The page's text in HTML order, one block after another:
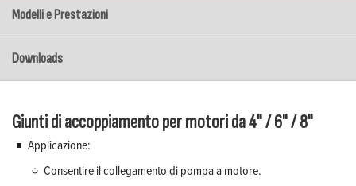
Modelli e Prestazioni
Downloads
Giunti di accoppiamento per motori da 4" / 6" / 8"
Applicazione:
Consentire il collegamento di pompa a motore.